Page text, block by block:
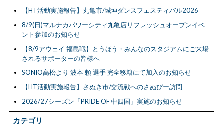
カテゴリ
【HT活動実施報告】丸亀市/城坤ダンスフェスティバル2026
8/9(日)マルナカパワーシティ丸亀店リフレッシュオープンイベ
ント参加のお知らせ
【8/9アウェイ 福島戦】とうほう・みんなのスタジアムにご来場
されるサポーターの皆様へ
SONIO高松より 波本 頼 選手 完全移籍にて加入のお知らせ
【HT活動実施報告】さぬき市/交流戦へのさぬぴー訪問
2026/27シーズン「PRIDE OF 中四国」実施のお知らせ